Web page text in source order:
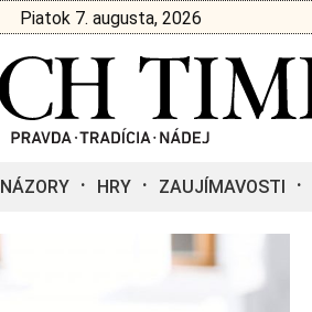
Piatok 7. augusta, 2026
NÁZORY HRY ZAUJÍMAVOSTI